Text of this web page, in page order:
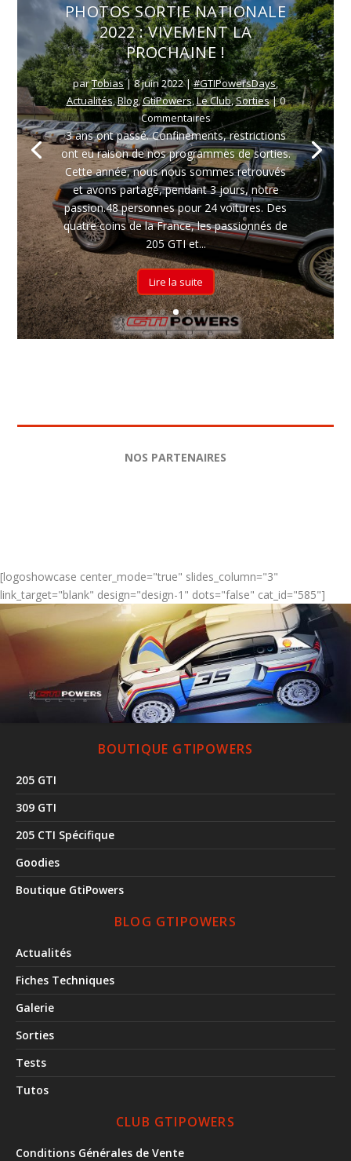
PHOTOS SORTIE NATIONALE
2022 : VIVEMENT LA
PROCHAINE !
parTobias|8 juin 2022|#GTIPowersDays,
Actualités,Blog,GtiPowers,Le Club,Sorties| 0
Commentaires
3 ans ont passé. Confinements, restrictions
ont eu raison de nos programmes de sorties.
Cette année, nous nous sommes retrouvés
et avons partagé, pendant 3 jours, notre
passion.48 personnes pour 24 voitures. Des
quatre coins de la France, les passionnés de
205 GTI et...
Lire la suite
NOS PARTENAIRES
[logoshowcase center_mode="true" slides_column="3"
link_target="blank" design="design-1" dots="false" cat_id="585"]
BOUTIQUE GTIPOWERS
205 GTI
309 GTI
205 CTI Spécifique
Goodies
Boutique GtiPowers
BLOG GTIPOWERS
Actualités
Fiches Techniques
Galerie
Sorties
Tests
Tutos
CLUB GTIPOWERS
Conditions Générales de Vente